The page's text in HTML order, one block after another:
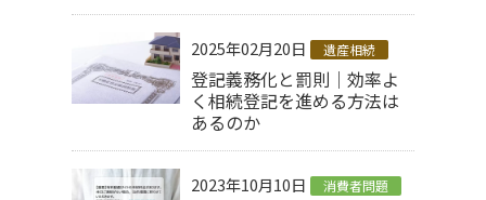
2025年02月20日 遺産相続
登記義務化と罰則｜効率よ
く相続登記を進める方法は
あるのか
2023年10月10日 消費者問題